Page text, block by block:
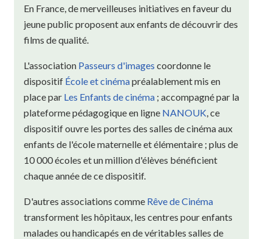
En France, de merveilleuses initiatives en faveur du
jeune public proposent aux enfants de découvrir des
films de qualité.
L'association Passeurs d'images coordonne le
dispositif École et cinémapréalablement mis en
place par Les Enfants de cinéma ; accompagné par la
plateforme pédagogique en ligne NANOUK , ce
dispositif ouvre les portes des salles de cinéma aux
enfants de l'école maternelle et élémentaire ; plus de
10 000 écoles et un million d'élèves bénéficient
chaque année de ce dispositif.
D'autres associations comme Rêve de Cinéma
transforment les hôpitaux, les centres pour enfants
malades ou handicapés en de véritables salles de